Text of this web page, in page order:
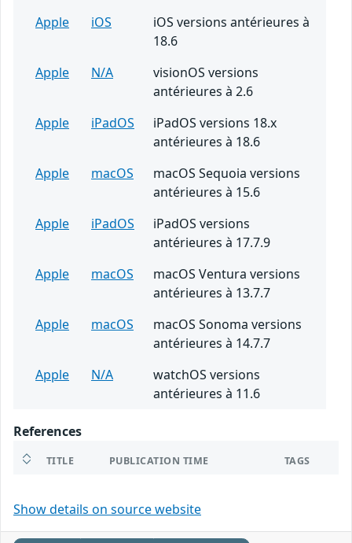
Apple
iOS
iOS versions antérieures à
18.6
Apple
N/A
visionOS versions
antérieures à 2.6
Apple
iPadOS
iPadOS versions 18.x
antérieures à 18.6
Apple
macOS
macOS Sequoia versions
antérieures à 15.6
Apple
iPadOS
iPadOS versions
antérieures à 17.7.9
Apple
macOS
macOS Ventura versions
antérieures à 13.7.7
Apple
macOS
macOS Sonoma versions
antérieures à 14.7.7
Apple
N/A
watchOS versions
antérieures à 11.6
References
TITLE PUBLICATION TIME TAGS
Show details on source website